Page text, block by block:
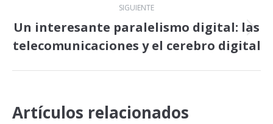
SIGUIENTE
Publicación
siguiente:
Un interesante paralelismo digital: las
telecomunicaciones y el cerebro digital
Artículos relacionados